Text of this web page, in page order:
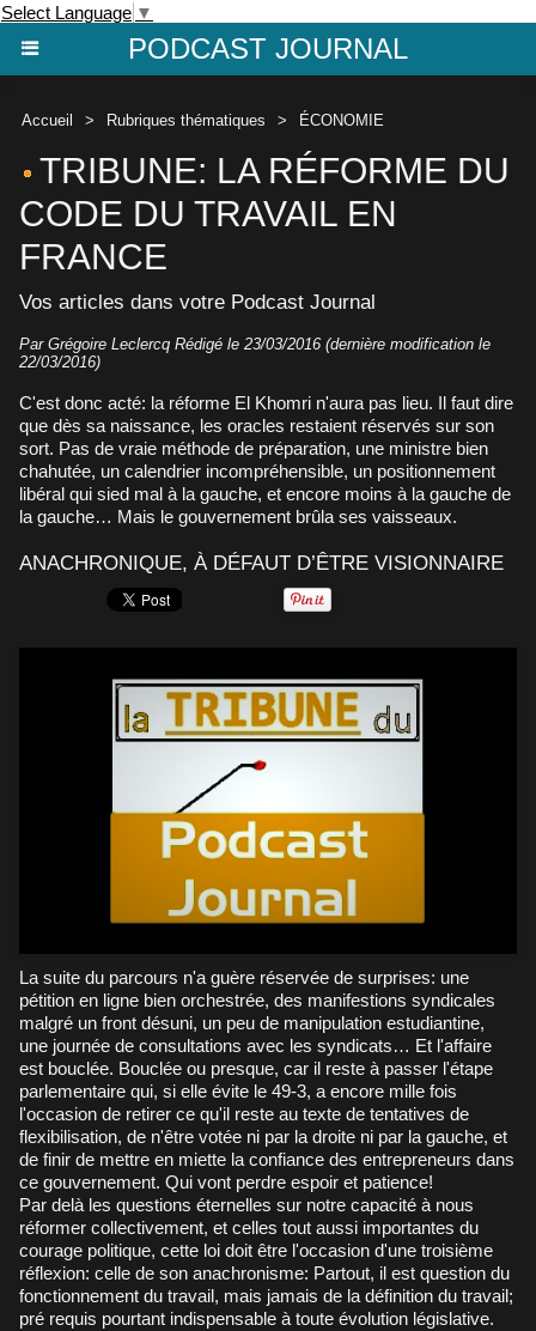
Select Language ▼
PODCAST JOURNAL
Accueil > Rubriques thématiques > ÉCONOMIE
TRIBUNE: LA RÉFORME DU
CODE DU TRAVAIL EN
FRANCE
Vos articles dans votre Podcast Journal
Par Grégoire Leclercq Rédigé le 23/03/2016 (dernière modification le
22/03/2016)
C'est donc acté: la réforme El Khomri n'aura pas lieu. Il faut dire
que dès sa naissance, les oracles restaient réservés sur son
sort. Pas de vraie méthode de préparation, une ministre bien
chahutée, un calendrier incompréhensible, un positionnement
libéral qui sied mal à la gauche, et encore moins à la gauche de
la gauche… Mais le gouvernement brûla ses vaisseaux.
ANACHRONIQUE, À DÉFAUT D’ÊTRE VISIONNAIRE
La suite du parcours n'a guère réservée de surprises: une
pétition en ligne bien orchestrée, des manifestions syndicales
malgré un front désuni, un peu de manipulation estudiantine,
une journée de consultations avec les syndicats… Et l'affaire
est bouclée. Bouclée ou presque, car il reste à passer l'étape
parlementaire qui, si elle évite le 49-3, a encore mille fois
l'occasion de retirer ce qu'il reste au texte de tentatives de
flexibilisation, de n'être votée ni par la droite ni par la gauche, et
de finir de mettre en miette la confiance des entrepreneurs dans
ce gouvernement. Qui vont perdre espoir et patience!
Par delà les questions éternelles sur notre capacité à nous
réformer collectivement, et celles tout aussi importantes du
courage politique, cette loi doit être l'occasion d'une troisième
réflexion: celle de son anachronisme: Partout, il est question du
fonctionnement du travail, mais jamais de la définition du travail;
pré requis pourtant indispensable à toute évolution législative.